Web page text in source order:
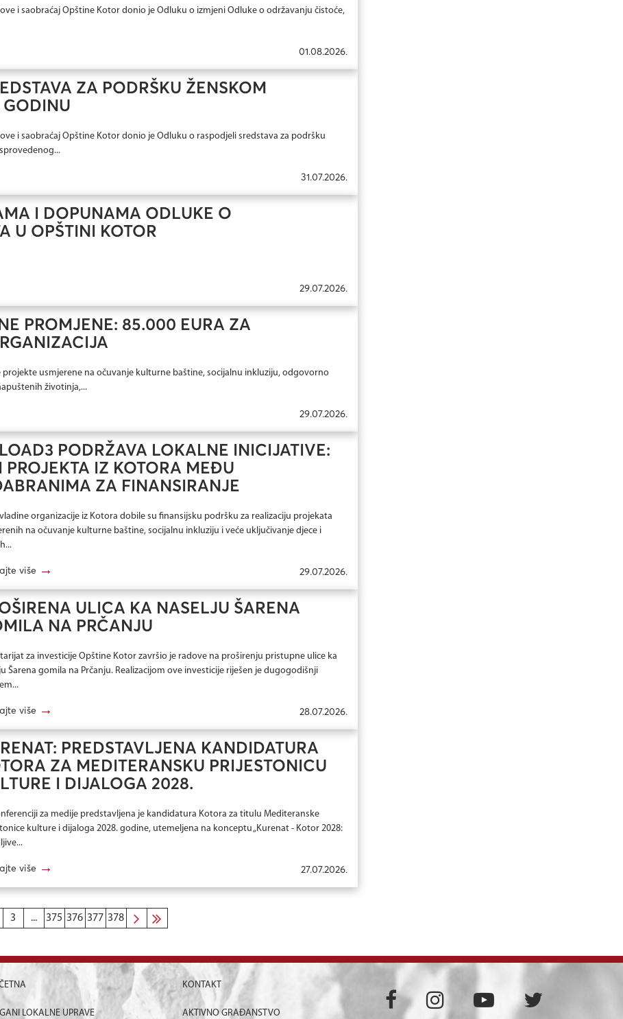
i saobraćaj Opštine Kotor donio je Odluku o izmjeni Odluke o održavanju čistoće,
01.08.2026.
ZA PODRŠKU ŽENSKOM
GODINU
i saobraćaj Opštine Kotor donio je Odluku o raspodjeli sredstava za podršku
31.07.2026.
I DOPUNAMA ODLUKE O
U OPŠTINI KOTOR
29.07.2026.
PROMJENE: 85.000 EURA ZA
projekte usmjerene na očuvanje kulturne baštine, socijalnu inkluziju, odgovorno
životinja,...
29.07.2026.
PODRŽAVA LOKALNE INICIJATIVE:
PROJEKTA IZ KOTORA MEĐU
ZA FINANSIRANJE
organizacije iz Kotora dobile su finansijsku podršku za realizaciju projekata
na očuvanje kulturne baštine, socijalnu inkluziju i veće uključivanje djece i
više → 29.07.2026.
ULICA KA NASELJU ŠARENA
NA PRČANJU
za investicije Opštine Kotor završio je radove na proširenju pristupne ulice ka
Šarena gomila na Prčanju. Realizacijom ove investicije riješen je dugogodišnji
više → 28.07.2026.
PREDSTAVLJENA KANDIDATURA
ZA MEDITERANSKU PRIJESTONICU
I DIJALOGA 2028.
za medije predstavljena je kandidatura Kotora za titulu Mediteranske
kulture i dijaloga 2028. godine, utemeljena na konceptu „Kurenat - Kotor 2028:
više → 27.07.2026.
3 ... 375 376 377 378
LOKALNE UPRAVE
KONTAKT
AKTIVNO GRAĐANSTVO